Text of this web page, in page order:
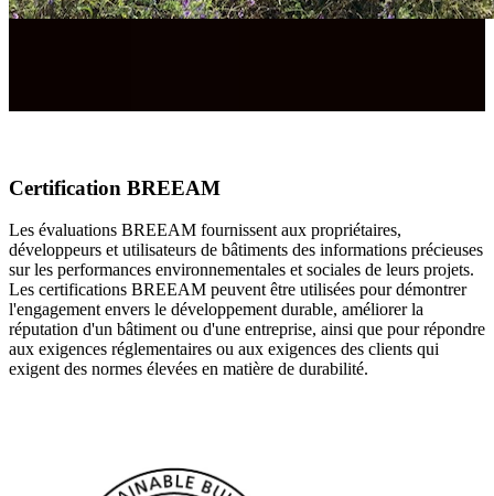
Certification BREEAM
Les évaluations BREEAM fournissent aux propriétaires,
développeurs et utilisateurs de bâtiments des informations précieuses
sur les performances environnementales et sociales de leurs projets.
Les certifications BREEAM peuvent être utilisées pour démontrer
l'engagement envers le développement durable, améliorer la
réputation d'un bâtiment ou d'une entreprise, ainsi que pour répondre
aux exigences réglementaires ou aux exigences des clients qui
exigent des normes élevées en matière de durabilité.